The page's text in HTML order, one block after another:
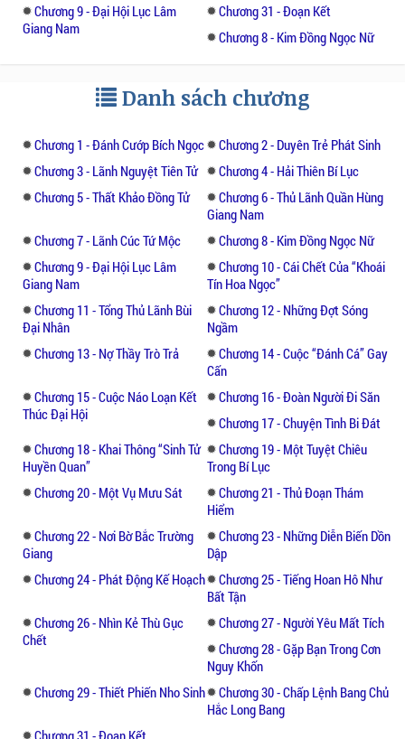
Chương 9 - Đại Hội Lục Lâm
Giang Nam
Chương 31 - Đoạn Kết
Chương 8 - Kim Đồng Ngọc Nữ
Danh sách chương
Chương 1 - Đánh Cướp Bích Ngọc
Chương 2 - Duyên Trẻ Phát Sinh
Chương 3 - Lãnh Nguyệt Tiên Tử
Chương 4 - Hải Thiên Bí Lục
Chương 5 - Thất Khảo Đồng Tử
Chương 6 - Thủ Lãnh Quần Hùng
Giang Nam
Chương 7 - Lãnh Cúc Tứ Mộc
Chương 8 - Kim Đồng Ngọc Nữ
Chương 9 - Đại Hội Lục Lâm
Giang Nam
Chương 10 - Cái Chết Của “Khoái
Tín Hoa Ngọc”
Chương 11 - Tổng Thủ Lãnh Bùi
Đại Nhân
Chương 12 - Những Đợt Sóng
Ngầm
Chương 13 - Nợ Thầy Trò Trả
Chương 14 - Cuộc “Đánh Cá” Gay
Cấn
Chương 15 - Cuộc Náo Loạn Kết
Thúc Đại Hội
Chương 16 - Đoàn Người Đi Săn
Chương 17 - Chuyện Tình Bi Đát
Chương 18 - Khai Thông “Sinh Tử
Huyền Quan”
Chương 19 - Một Tuyệt Chiêu
Trong Bí Lục
Chương 20 - Một Vụ Mưu Sát
Chương 21 - Thủ Đoạn Thám
Hiểm
Chương 22 - Nơi Bờ Bắc Trường
Giang
Chương 23 - Những Diễn Biến Dồn
Dập
Chương 24 - Phát Động Kế Hoạch
Chương 25 - Tiếng Hoan Hô Như
Bất Tận
Chương 26 - Nhìn Kẻ Thù Gục
Chết
Chương 27 - Người Yêu Mất Tích
Chương 28 - Gặp Bạn Trong Cơn
Nguy Khốn
Chương 29 - Thiết Phiến Nho Sinh
Chương 30 - Chấp Lệnh Bang Chủ
Hắc Long Bang
Chương 31 - Đoạn Kết